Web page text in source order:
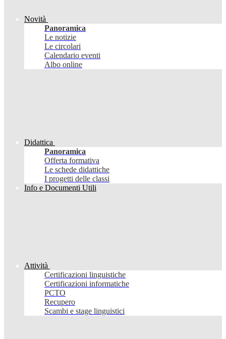
Novità
Panoramica
Le notizie
Le circolari
Calendario eventi
Albo online
Didattica
Panoramica
Offerta formativa
Le schede didattiche
I progetti delle classi
Info e Documenti Utili
Attività
Certificazioni linguistiche
Certificazioni informatiche
PCTO
Recupero
Scambi e stage linguistici